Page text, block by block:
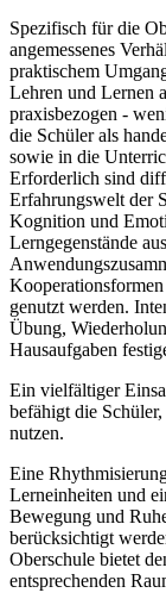
Spezifisch für die
angemessenes
praktischem
Lehren und Lernen
praxisbezogen -
die Schüler als
sowie in die
Erforderlich sind
Erfahrungswelt der
Kognition und
Lerngegenstände
genutzt werden.
Übung,
Hausaufgaben
Ein vielfältiger
befähigt die
nutzen.
Eine
Lerneinheiten und
Bewegung und
berücksichtigt
Oberschule bietet
entsprechenden